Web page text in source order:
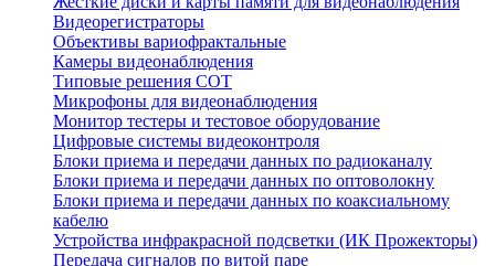
Видеорегистраторы
Объективы вариофрактальные
Камеры видеонаблюдения
Типовые решения СОТ
Микрофоны для видеонаблюдения
Монитор тестеры и тестовое оборудование
Цифровые системы видеоконтроля
Блоки приема и передачи данных по радиоканалу
Блоки приема и передачи данных по оптоволокну
Блоки приема и передачи данных по коаксиальному
кабелю
Устройства инфракрасной подсветки (ИК Прожекторы)
Передача сигналов по витой паре